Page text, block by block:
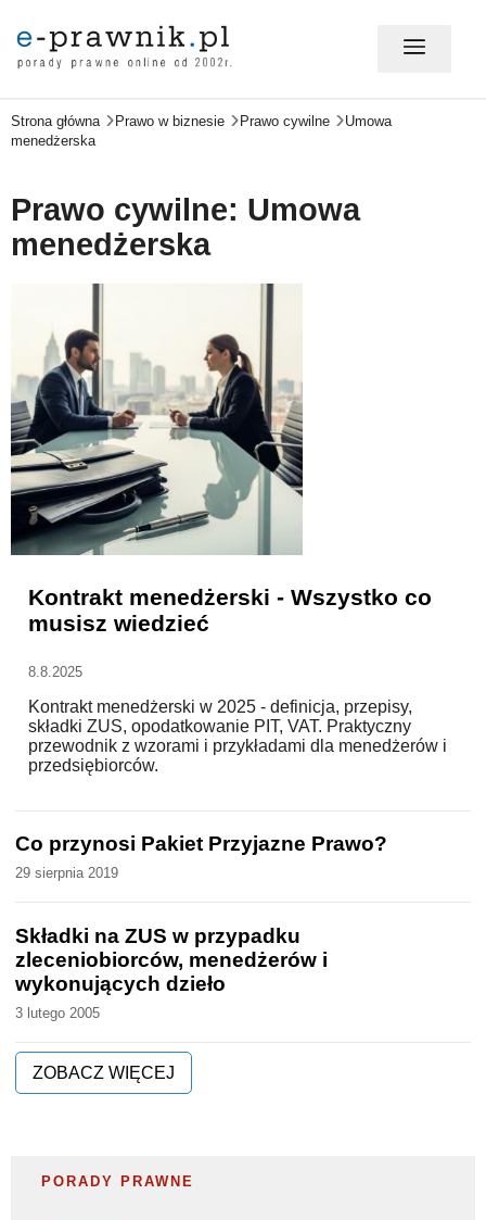
MÓJ E-PRAWNIK - LOGOWANIE
PORADY PRAWNE ONLINE
PRAWO NA CO DZIEŃ
PRAWO W BIZNESIE
ZMIANY W PRAWIE
WZORY DOKUMENTÓW
FORUM PRAWNE
Strona główna Prawo w biznesie Prawo cywilne
Umowa
menedżerska
Prawo cywilne: Umowa
menedżerska
Kontrakt menedżerski - Wszystko co
musisz wiedzieć
8.8.2025
Kontrakt menedżerski w 2025 - definicja, przepisy,
składki ZUS, opodatkowanie PIT, VAT. Praktyczny
przewodnik z wzorami i przykładami dla menedżerów i
przedsiębiorców.
Co przynosi Pakiet Przyjazne Prawo?
29 sierpnia 2019
Składki na ZUS w przypadku
zleceniobiorców, menedżerów i
wykonujących dzieło
3 lutego 2005
ZOBACZ WIĘCEJ
PORADY PRAWNE